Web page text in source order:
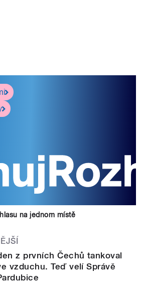
na jednom místě
z prvních Čechů tankoval
vzduchu. Teď velí Správě